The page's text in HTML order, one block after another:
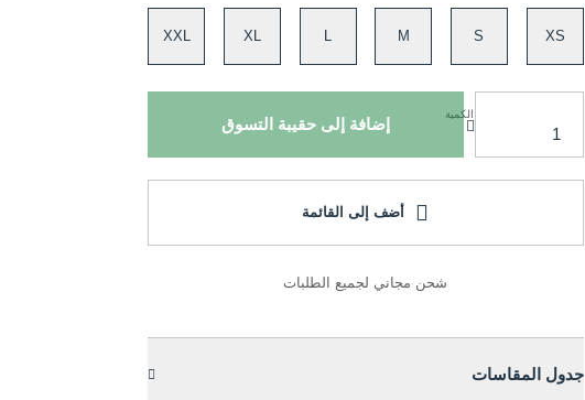
XS
S
M
L
XL
XXL
الكمية
إضافة إلى حقيبة التسوق
أضف إلى القائمة
شحن مجاني لجميع الطلبات
جدول المقاسات